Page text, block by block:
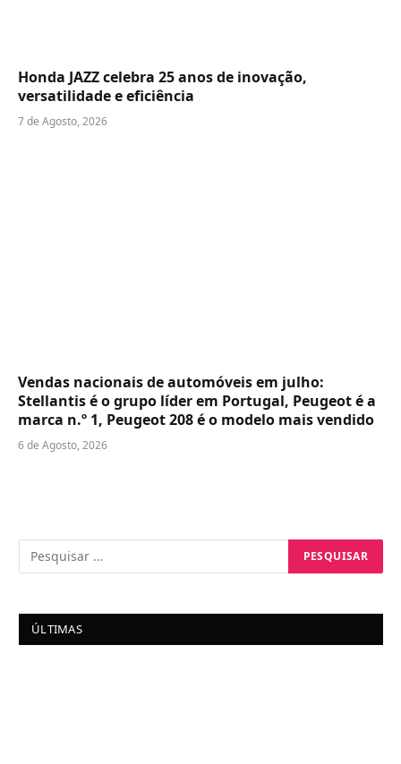
Honda JAZZ celebra 25 anos de inovação,
versatilidade e eficiência
7 de Agosto, 2026
Vendas nacionais de automóveis em julho:
Stellantis é o grupo líder em Portugal, Peugeot é a
marca n.º 1, Peugeot 208 é o modelo mais vendido
6 de Agosto, 2026
ÚLTIMAS